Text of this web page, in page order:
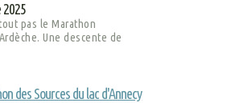
2025
pas le Marathon
Une descente de
des Sources du lac d'Annecy